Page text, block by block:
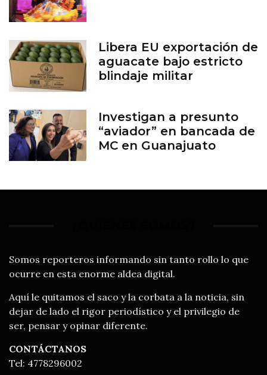
Libera EU exportación de
aguacate bajo estricto
blindaje militar
Investigan a presunto
“aviador” en bancada de
MC en Guanajuato
Somos reporteros informando sin tanto rollo lo que
ocurre en esta enorme aldea digital.
Aquí le quitamos el saco y la corbata a la noticia, sin
dejar de lado el rigor periodístico y el privilegio de
ser, pensar y opinar diferente.
CONTÁCTANOS
Tel: 4778296002